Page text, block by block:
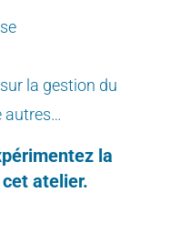
la gestion du
autres…
la
atelier.